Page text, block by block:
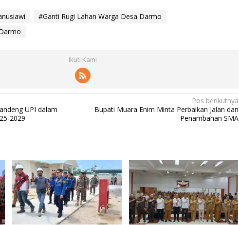
#Ganti Rugi Lahan Warga Desa Darmo
Ikuti Kami
UPI dalam
2029
Pos berikutnya
Bupati Muara Enim Minta Perbaikan Jalan dan
Penambahan SMA